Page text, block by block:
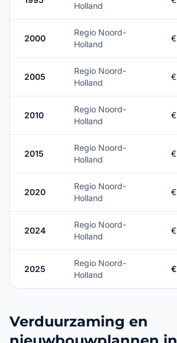
Holland
2000
Regio Noord-
Holland
2005
Regio Noord-
Holland
2010
Regio Noord-
Holland
2015
Regio Noord-
Holland
2020
Regio Noord-
Holland
2024
Regio Noord-
Holland
2025
Regio Noord-
Holland
Verduurzaming en